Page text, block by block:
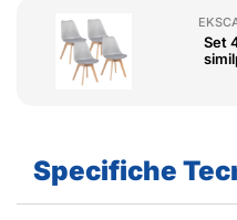
Set
Specifiche